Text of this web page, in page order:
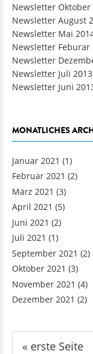
Newsletter Oktober
Newsletter August
Newsletter Mai
Newsletter Feburar
Newsletter
Newsletter Juli 2013
Newsletter Juni
MONATLICHES
Januar 2021 (1)
Februar 2021 (2)
März 2021 (3)
April 2021 (5)
Juni 2021 (2)
Juli 2021 (1)
September 2021 (2)
Oktober 2021 (3)
November 2021 (4)
Dezember 2021 (2)
Seiten
« erste Seite